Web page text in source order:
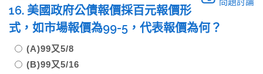
16. 美國政府公債報價採百元報價形
式，如市場報價為99-5，代表報價為何？
(A)99又5/8
(B)99又5/16